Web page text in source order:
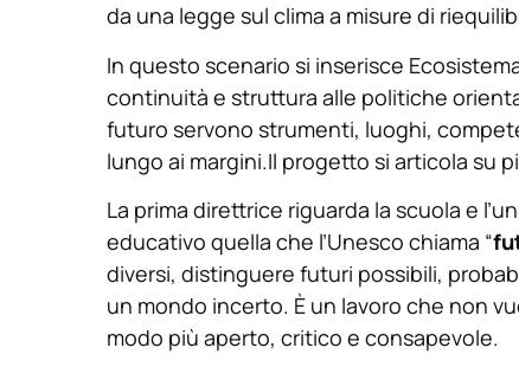
da una legge sul clima a misure di
In questo scenario si inserisce
continuità e struttura alle politiche
futuro servono strumenti, luoghi,
lungo ai margini.Il progetto si articola su
La prima direttrice riguarda la scuola e
educativo quella che l’Unesco chiama “
diversi, distinguere futuri possibili,
un mondo incerto. È un lavoro che non
modo più aperto, critico e consapevole.